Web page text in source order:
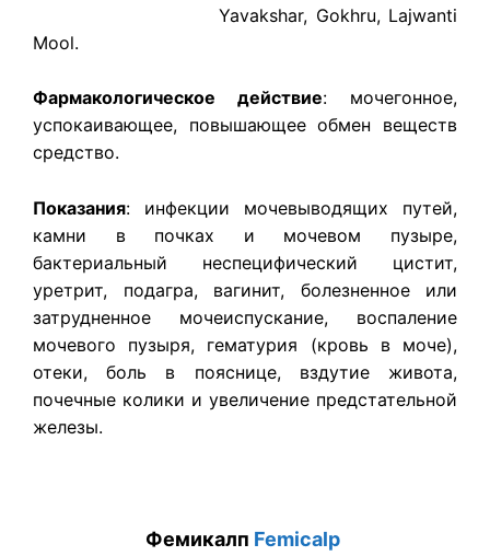
Yavakshar, Gokhru, Lajwanti
Mool.
Фармакологическое действие: мочегонное,
успокаивающее, повышающее обмен веществ
средство.
Показания: инфекции мочевыводящих путей,
камни в почках и мочевом пузыре,
бактериальный неспецифический цистит,
уретрит, подагра, вагинит, болезненное или
затрудненное мочеиспускание, воспаление
мочевого пузыря, гематурия (кровь в моче),
отеки, боль в пояснице, вздутие живота,
почечные колики и увеличение предстательной
железы.
Фемикалп Femicalp